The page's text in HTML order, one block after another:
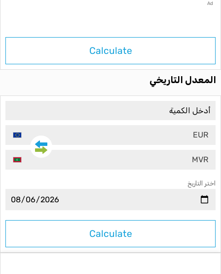
Ad
Calculate
المعدل التاريخي
EUR
MVR
اختر التاريخ